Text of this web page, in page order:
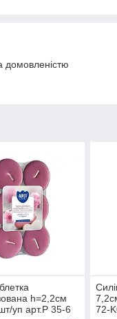
домовленістю
h=2,2см
уп арт.Р 35-6
72-